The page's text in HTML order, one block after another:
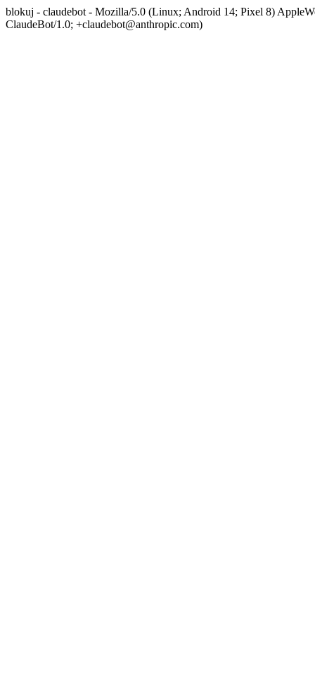
blokuj - claudebot - Mozilla/5.0 (Linux; Android 14; Pixel 8)
ClaudeBot/1.0; +claudebot@anthropic.com)